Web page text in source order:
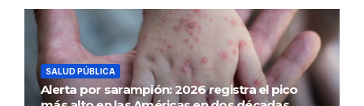
SALUD PÚBLICA
Alerta por sarampión: 2026 registra el pico